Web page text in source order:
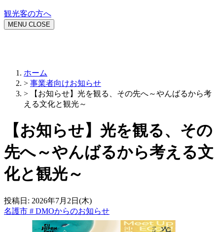
観光客の方へ
MENU CLOSE
ホーム
> 事業者向けお知らせ
>
【お知らせ】光を観る、その先へ～やんばるから考
える文化と観光～
【お知らせ】光を観る、その
先へ～やんばるから考える文
化と観光～
投稿日: 2026年7月2日(木)
名護市 # DMOからのお知らせ